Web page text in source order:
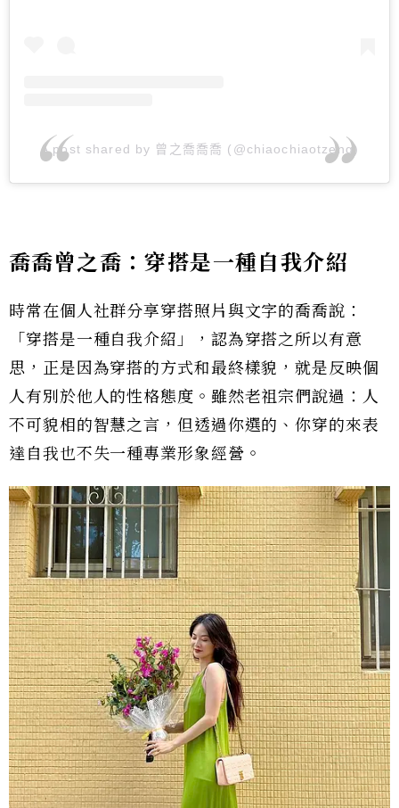
A post shared by 曾之喬喬喬 (@chiaochiaotzeng)
喬喬曾之喬：穿搭是一種自我介紹
時常在個人社群分享穿搭照片與文字的喬喬說：
「穿搭是一種自我介紹」，認為穿搭之所以有意
思，正是因為穿搭的方式和最終樣貌，就是反映個
人有別於他人的性格態度。雖然老祖宗們說過：人
不可貌相的智慧之言，但透過你選的、你穿的來表
達自我也不失一種專業形象經營。